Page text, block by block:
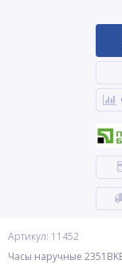
Артикул: 11452
Часы наручные